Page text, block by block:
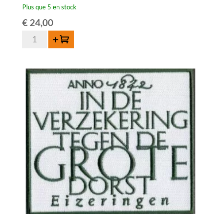
Plus que 5 en stock
€24,00
quantité
jaune
Ajouter au panier